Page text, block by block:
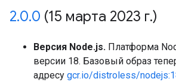
2.0.0 (15 марта 2023 г.)
Версия Node.js. Платформа
версии 18. Базовый образ
адресу gcr.io/distroless/